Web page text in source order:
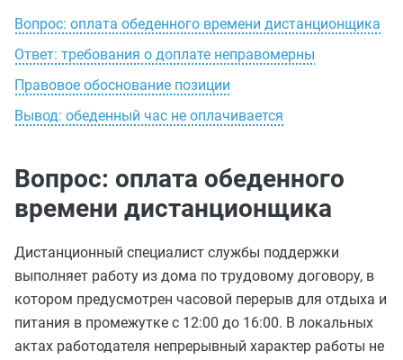
Вопрос: оплата обеденного времени дистанционщика
Ответ: требования о доплате неправомерны
Правовое обоснование позиции
Вывод: обеденный час не оплачивается
Вопрос: оплата обеденного
времени дистанционщика
Дистанционный специалист службы поддержки
выполняет работу из дома по трудовому договору, в
котором предусмотрен часовой перерыв для отдыха и
питания в промежутке с 12:00 до 16:00. В локальных
актах работодателя непрерывный характер работы не